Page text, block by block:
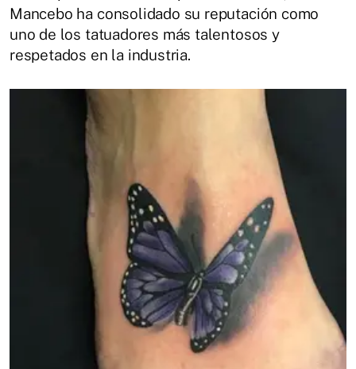
Mancebo ha consolidado su reputación como
uno de los tatuadores más talentosos y
respetados en la industria.